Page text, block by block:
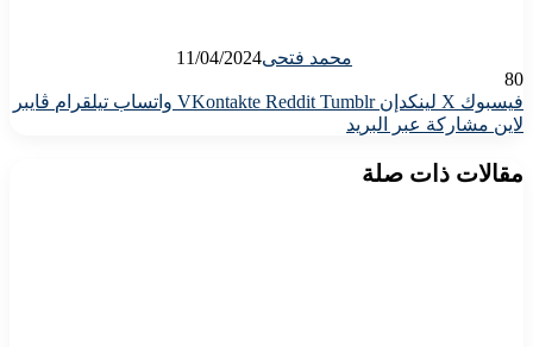
محمد فتحى11/04/2024
80
فيسبوك X لينكدإن واتساب تيلقرام ڤايبر
لاين مشاركة عبر البريد
مقالات ذات صلة